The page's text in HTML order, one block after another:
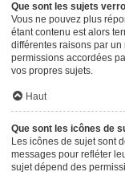
Que sont les sujets
Vous ne pouvez plus
étant contenu est alors
différentes raisons par
permissions accordées
vos propres sujets.
Haut
Que sont les icônes de
Les icônes de sujet sont
messages pour refléter
sujet dépend des